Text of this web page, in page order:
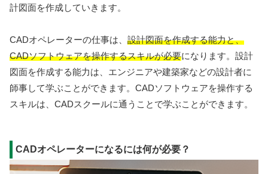
計図面を作成していきます。
CADオペレーターの仕事は、 設計図面を作成する能力と、
CADソフトウェアを操作するスキルが必要になります。設計
図面を作成する能力は、エンジニアや建築家などの設計者に
師事して学ぶことができます。CADソフトウェアを操作する
スキルは、CADスクールに通うことで学ぶことができます。
CADオペレーターになるには何が必要？